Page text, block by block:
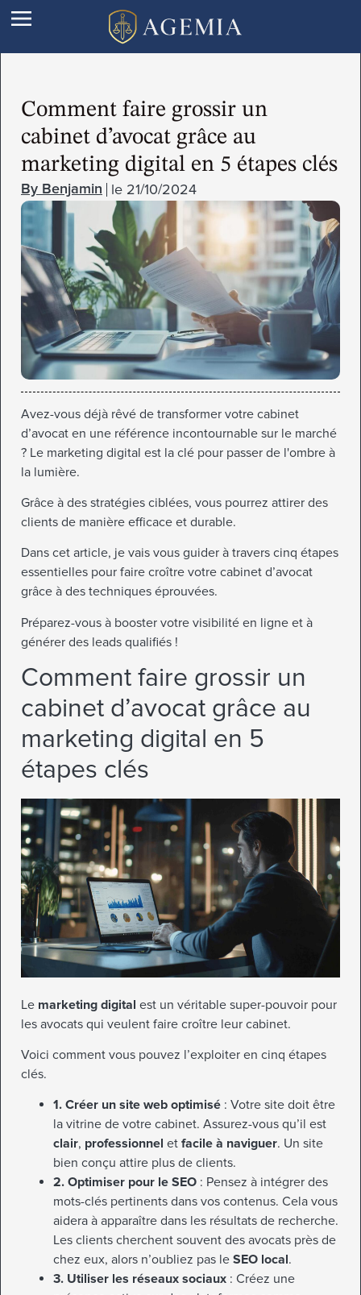
Comment faire grossir un
cabinet d’avocat grâce au
marketing digital en 5 étapes clés
Benjamin le 21/10/2024
Avez-vous déjà rêvé de transformer votre cabinet
d’avocat en une référence incontournable sur le marché
? Le marketing digital est la clé pour passer de l'ombre à
la lumière.
Grâce à des stratégies ciblées, vous pourrez attirer des
clients de manière efficace et durable.
Dans cet article, je vais vous guider à travers cinq étapes
essentielles pour faire croître votre cabinet d’avocat
grâce à des techniques éprouvées.
Préparez-vous à booster votre visibilité en ligne et à
générer des leads qualifiés !
Comment faire grossir un
cabinet d’avocat grâce au
marketing digital en 5
étapes clés
Le marketing digital est un véritable super-pouvoir pour
les avocats qui veulent faire croître leur cabinet.
Voici comment vous pouvez l’exploiter en cinq étapes
clés.
1. Créer un site web optimisé : Votre site doit être
la vitrine de votre cabinet. Assurez-vous qu’il est
clair, professionnel et facile à naviguer. Un site
bien conçu attire plus de clients.
2. Optimiser pour le SEO : Pensez à intégrer des
mots-clés pertinents dans vos contenus. Cela vous
aidera à apparaître dans les résultats de recherche.
Les clients cherchent souvent des avocats près de
chez eux, alors n’oubliez pas le SEO local.
3. Utiliser les réseaux sociaux : Créez une